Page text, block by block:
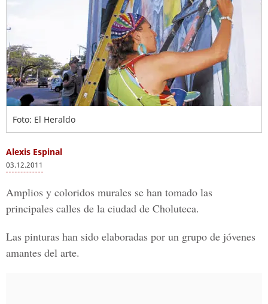
Foto: El Heraldo
Alexis Espinal
03.12.2011
Amplios y coloridos murales se han tomado las
principales calles de la ciudad de Choluteca.
Las pinturas han sido elaboradas por un grupo de jóvenes
amantes del arte.